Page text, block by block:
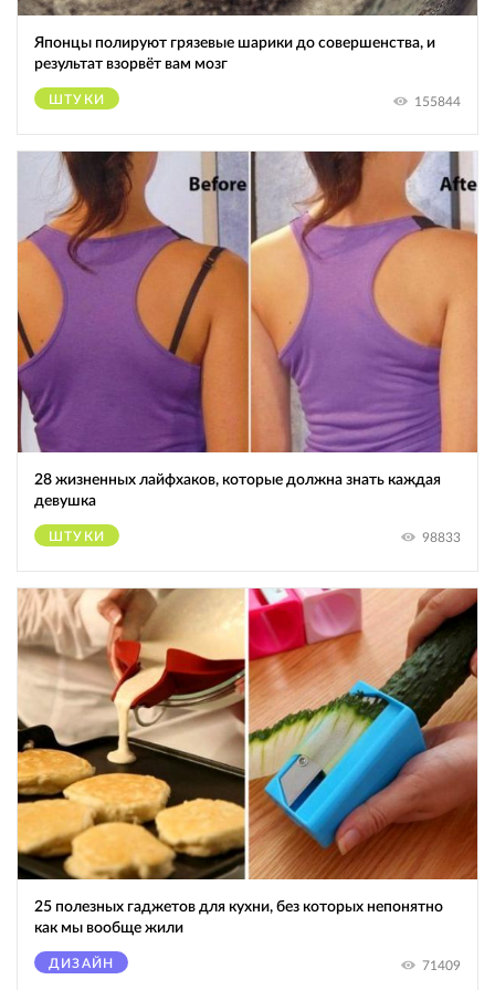
Японцы полируют грязевые шарики до совершенства, и
результат взорвёт вам мозг
ШТУКИ 155844
28 жизненных лайфхаков, которые должна знать каждая
девушка
ШТУКИ 98833
25 полезных гаджетов для кухни, без которых непонятно
как мы вообще жили
ДИЗАЙН 71409